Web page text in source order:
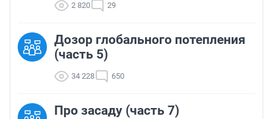
2 820 29
Дозор глобального потепления
(часть 5)
34 228 650
Про засаду (часть 7)